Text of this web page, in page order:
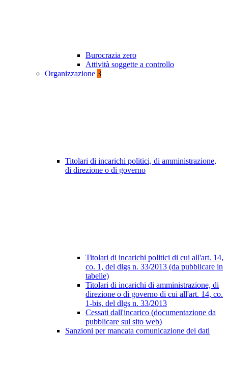
Burocrazia zero
Attività soggette a controllo
Organizzazione 3
Titolari di incarichi politici, di amministrazione,
di direzione o di governo
Titolari di incarichi politici di cui all'art. 14,
co. 1, del dlgs n. 33/2013 (da pubblicare in
tabelle)
Titolari di incarichi di amministrazione, di
direzione o di governo di cui all'art. 14, co.
1-bis, del dlgs n. 33/2013
Cessati dall'incarico (documentazione da
pubblicare sul sito web)
Sanzioni per mancata comunicazione dei dati